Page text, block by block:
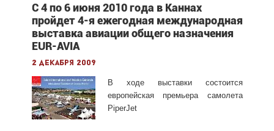
С 4 по 6 июня 2010 года в Каннах
пройдет 4-я ежегодная международная
выставка авиации общего назначения
EUR-AVIA
2 декабря 2009
В ходе выставки состоится
европейская премьера самолета
PiperJet